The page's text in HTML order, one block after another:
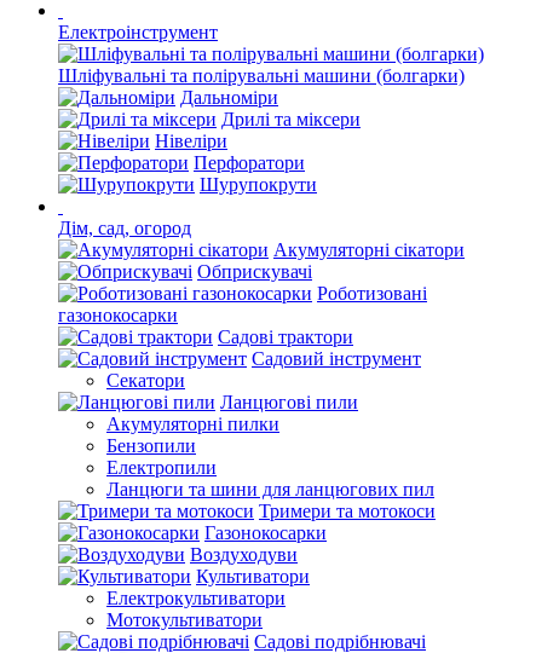
Електроінструмент
Шліфувальні та полірувальні машини (болгарки)
Дальноміри
Дрилі та міксери
Нівеліри
Перфоратори
Шурупокрути
Дім, сад, огород
Акумуляторні сікатори
Обприскувачі
Роботизовані
газонокосарки
Садові трактори
Садовий інструмент
Секатори
Ланцюгові пили
Акумуляторні пилки
Бензопили
Електропили
Ланцюги та шини для ланцюгових пил
Тримери та мотокоси
Газонокосарки
Воздуходуви
Культиватори
Електрокультиватори
Мотокультиватори
Садові подрібнювачі